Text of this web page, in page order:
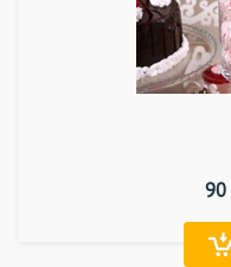
90